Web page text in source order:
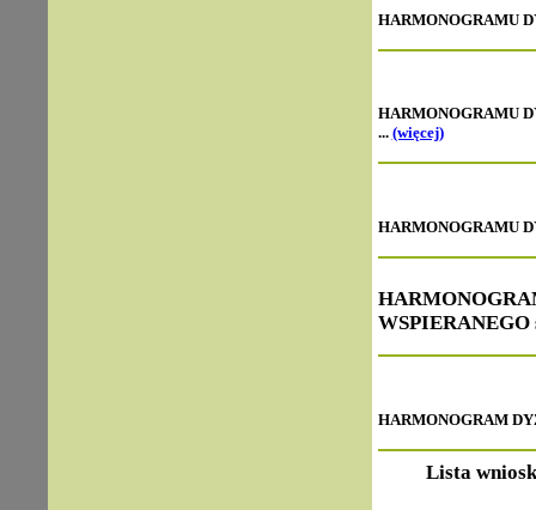
HARMONOGRAMU
HARMONOGRAMU
... (więcej)
HARMONOGRAMU
WSPIERANEGO
HARMONOGRAM
Lista